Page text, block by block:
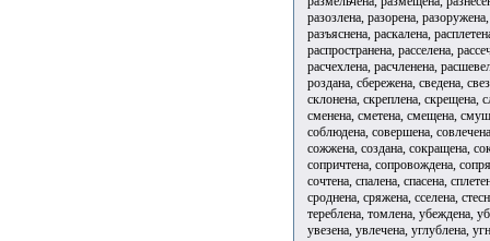
разозлена, разорена,
разъяснена, раскалена,
распространена, расселена,
расчехлена, расчленена,
роздана, сбережена, сведена,
склонена, скреплена, скрещена,
сменена, сметена, смещена,
соблюдена, совершена,
сожжена, создана, сокращена,
сопричтена, сопровождена,
сочтена, спалена, спасена,
сроднена, сряжена, сселена,
тереблена, томлена, убеждена,
увезена, увлечена, углублена,